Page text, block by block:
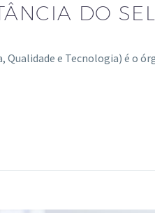
DO
e Tecnologia) é o